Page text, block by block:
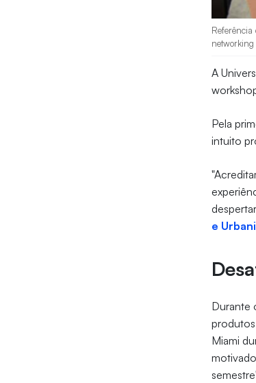
Referência
A
Pela
intuito
e
Durante
Miami